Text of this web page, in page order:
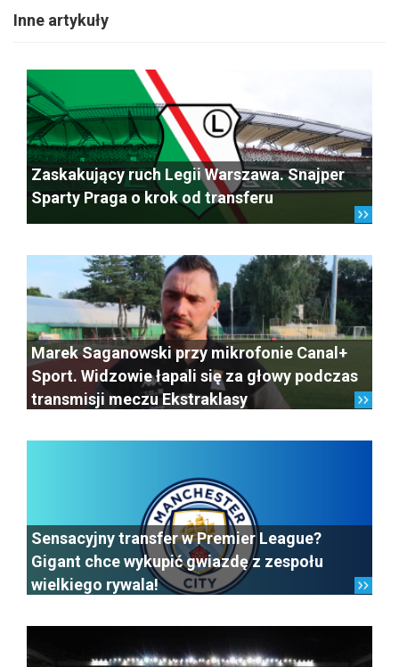
Inne artykuły
Zaskakujący ruch Legii Warszawa. Snajper
Sparty Praga o krok od transferu
Marek Saganowski przy mikrofonie Canal+
Sport. Widzowie łapali się za głowy podczas
transmisji meczu Ekstraklasy
Sensacyjny transfer w Premier League?
Gigant chce wykupić gwiazdę z zespołu
wielkiego rywala!